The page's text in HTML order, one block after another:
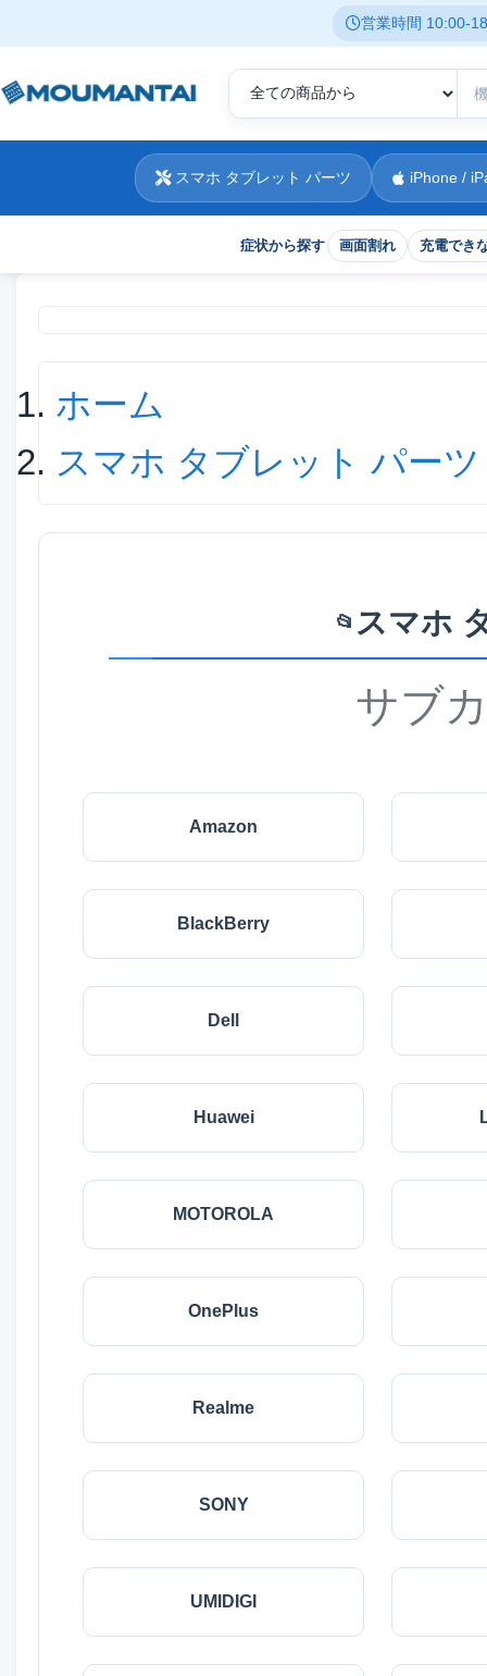
営業時間 10:00-
症状から探す 画面割れ 充電でき
スマホ タブレット パーツ iPhone /
現在位置
ホーム
スマホ タブレット パーツ
📂 スマホ
サブ
Amazon
BlackBerry
Dell
Huawei
MOTOROLA
OnePlus
Realme
SONY
UMIDIGI